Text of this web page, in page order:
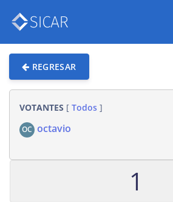
REGRESAR
VOTANTES [ Todos ]
OC octavio
1